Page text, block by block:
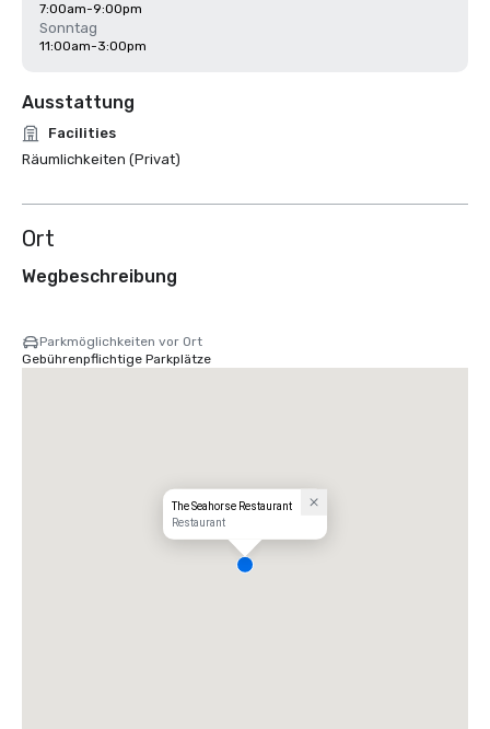
7:00am-9:00pm
Sonntag
11:00am-3:00pm
Ausstattung
Facilities
Räumlichkeiten (Privat)
Ort
Wegbeschreibung
Parkmöglichkeiten vor Ort
Gebührenpflichtige Parkplätze
The Seahorse Restaurant
Restaurant